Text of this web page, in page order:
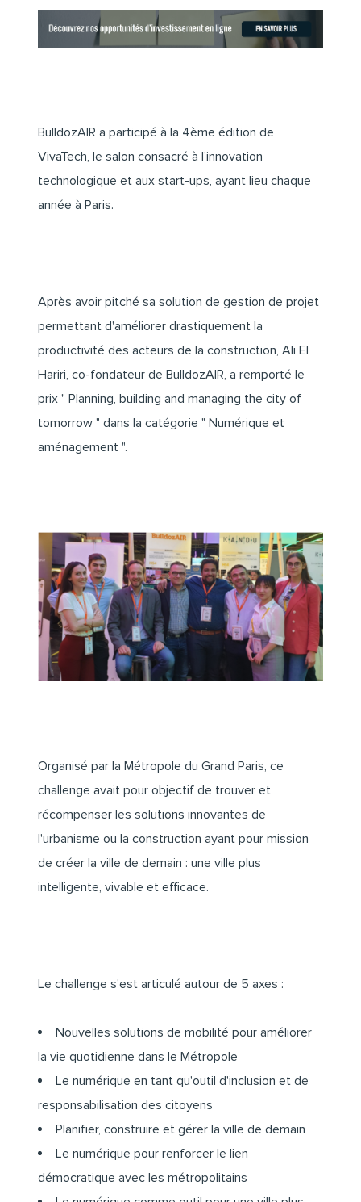
BulldozAIR a participé à la 4ème édition de
VivaTech, le salon consacré à l'innovation
technologique et aux start-ups, ayant lieu chaque
année à Paris.
Après avoir pitché sa solution de gestion de projet
permettant d'améliorer drastiquement la
productivité des acteurs de la construction, Ali El
Hariri, co-fondateur de BulldozAIR, a remporté le
prix " Planning, building and managing the city of
tomorrow " dans la catégorie " Numérique et
aménagement ".
Organisé par la Métropole du Grand Paris, ce
challenge avait pour objectif de trouver et
récompenser les solutions innovantes de
l'urbanisme ou la construction ayant pour mission
de créer la ville de demain : une ville plus
intelligente, vivable et efficace.
Le challenge s'est articulé autour de 5 axes :
Nouvelles solutions de mobilité pour améliorer
la vie quotidienne dans le Métropole
Le numérique en tant qu'outil d'inclusion et de
responsabilisation des citoyens
Planifier, construire et gérer la ville de demain
Le numérique pour renforcer le lien
démocratique avec les métropolitains